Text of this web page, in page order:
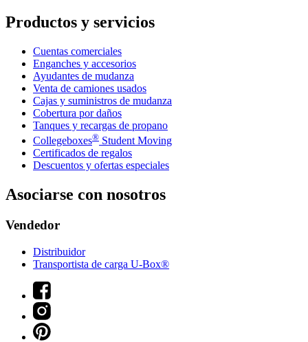
Productos y servicios
Cuentas comerciales
Enganches y accesorios
Ayudantes de mudanza
Venta de camiones usados
Cajas y suministros de mudanza
Cobertura por daños
Tanques y recargas de propano
Collegeboxes® Student Moving
Certificados de regalos
Descuentos y ofertas especiales
Asociarse con nosotros
Vendedor
Distribuidor
Transportista de carga U-Box®